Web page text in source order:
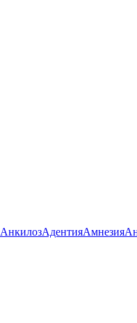
АнкилозАдентияАмнезия